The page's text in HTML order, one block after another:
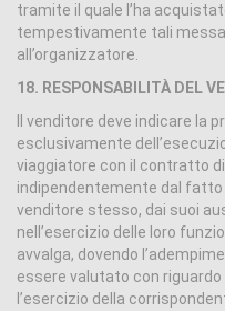
tramite il quale l’ha
tempestivamente tali
all’organizzatore.
18. RESPONSABILITÀ DEL
Il venditore deve indicare la
esclusivamente
viaggiatore con il contratto
indipendentemente dal fatto
venditore stesso, dai suoi
nell’esercizio delle loro
avvalga, dovendo
essere valutato con
l’esercizio della